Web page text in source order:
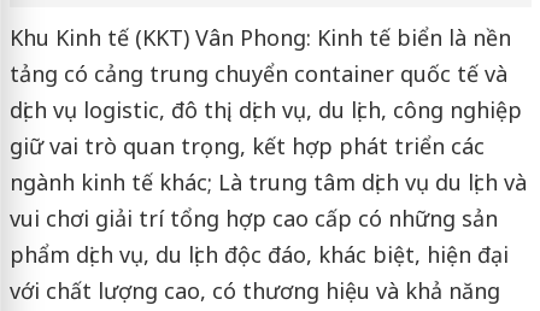
Khu Kinh tế (KKT) Vân Phong: Kinh tế biển là nền
tảng có cảng trung chuyển container quốc tế và
dịch vụ logistic, đô thị, dịch vụ, du lịch, công nghiệp
giữ vai trò quan trọng, kết hợp phát triển các
ngành kinh tế khác; Là trung tâm dịch vụ du lịch và
vui chơi giải trí tổng hợp cao cấp có những sản
phẩm dịch vụ, du lịch độc đáo, khác biệt, hiện đại
với chất lượng cao, có thương hiệu và khả năng